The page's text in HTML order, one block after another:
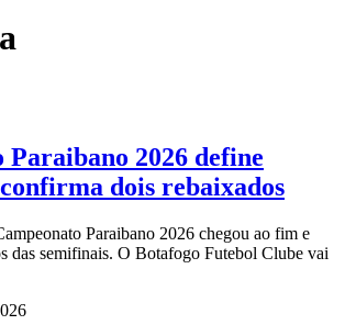
Paraibano 2026 define
dois rebaixados
Paraibano 2026 chegou ao fim e
das semifinais. O Botafogo Futebol Clube vai